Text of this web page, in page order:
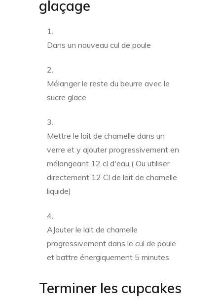
glaçage
Dans un nouveau cul de poule
Mélanger le reste du beurre avec le
sucre glace
Mettre le lait de chamelle dans un
verre et y ajouter progressivement en
mélangeant 12 cl d'eau ( Ou utiliser
directement 12 Cl de lait de chamelle
liquide)
AJouter le lait de chamelle
progressivement dans le cul de poule
et battre énergiquement 5 minutes
Terminer les cupcakes